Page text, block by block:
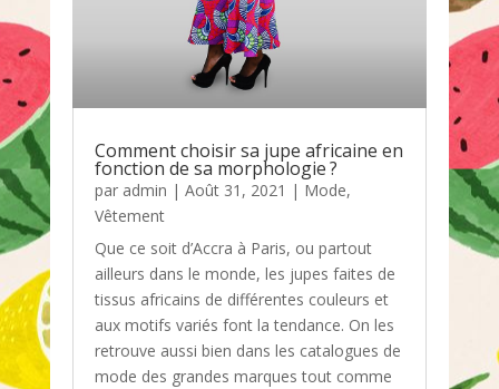
Comment choisir sa jupe africaine en
fonction de sa morphologie ?
par admin | Août 31, 2021 | Mode,
Vêtement
Que ce soit d’Accra à Paris, ou partout
ailleurs dans le monde, les jupes faites de
tissus africains de différentes couleurs et
aux motifs variés font la tendance. On les
retrouve aussi bien dans les catalogues de
mode des grandes marques tout comme